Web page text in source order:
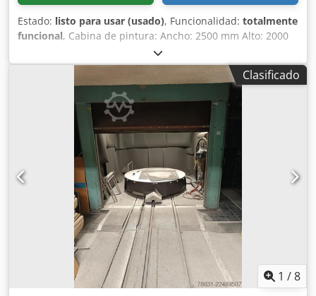
Estado: listo para usar (usado), Funcionalidad: totalmente
funcional, Cabina de pintura: Ancho: 2500 mm Alto: 2000
mm Profundidad: 1500 mm Peso: 450 kg ——— ————
Cámara de pintura: Ancho: 1400 mm Alto: 850 mm
Profundidad: 1150 mm Capacidad de carga: 200 kg ———
————- Sistema de pintura: Pistola de pintura: 1 x SPA 80
Csdpfx Akjzp Iu Es Ejha Boquilla de aire: 4,0 mm Boquilla
de pintura: 11,0 mm ——— ————- Consumo de aire
comprimido (4 bar): 0,73 m³/min Potencia absorbida: 1,0
Clasificado
1 /8